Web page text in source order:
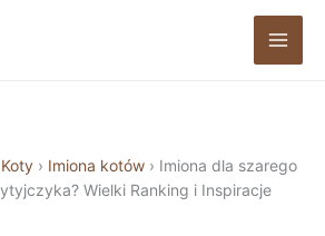
Koty › Imiona kotów › Imiona dla szarego
Wielki Ranking i Inspiracje